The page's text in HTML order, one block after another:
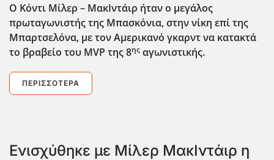
Ο Κόντι Μίλερ – ΜακΙντάιρ ήταν ο μεγάλος
πρωταγωνιστής της Μπασκόνια, στην νίκη επί της
Μπαρτσελόνα, με τον Αμερικανό γκαρντ να κατακτά
το βραβείο του MVP της 8ης αγωνιστικής.
ΠΕΡΙΣΣΌΤΕΡΑ
Ενισχύθηκε με Μίλερ ΜακΙντάιρ η